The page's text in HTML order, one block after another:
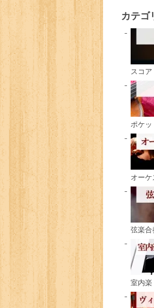
カテゴ
スコア
ポケッ
オーケ
弦楽合
室内楽